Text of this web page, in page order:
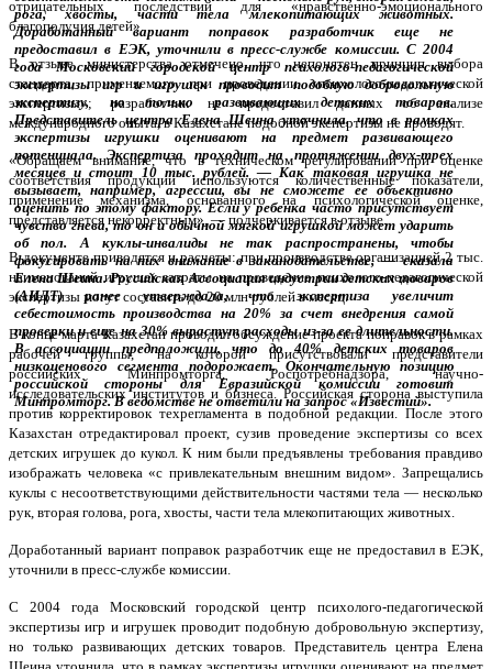
отрицательных последствий для «нравственно-эмоционального
благополучия детей».
В отзыве министерства отмечено, что непонятен принцип выбора
стандарта, применяемого при проведении «психолого-педагогической
экспертизы»; разработчик не предоставил данных об анализе
международного опыта, в Казахстане подобной экспертизы не проводят.
«Обращаем внимание, что в техническом регулировании при оценке
соответствия продукции используются количественные показатели,
применение механизма, основанного на психологической оценке,
представляется некорректным», — подчеркивается в отзыве.
В документе приводятся и расчеты: при производстве организацией 2 тыс.
наименований игрушек затраты на проведение психолого-педагогической
экспертизы могут составить до 20 млн рублей в месяц.
В конце марта Казахстан проводил обсуждение проекта поправок в рамках
рабочей группы, на которой присутствовали представители
российских Минпромторга, Роспотребнадзора, научно-
исследовательских институтов и бизнеса. Российская сторона выступила
против корректировок техрегламента в подобной редакции. После этого
Казахстан отредактировал проект, сузив проведение экспертизы со всех
детских игрушек до кукол. К ним были предъявлены требования правдиво
изображать человека «с привлекательным внешним видом». Запрещались
куклы с несоответствующими действительности частями тела — несколько
рук, вторая голова, рога, хвосты, части тела млекопитающих животных.
Доработанный вариант поправок разработчик еще не предоставил в ЕЭК,
уточнили в пресс-службе комиссии.
С 2004 года Московский городской центр психолого-педагогической
экспертизы игр и игрушек проводит подобную добровольную экспертизу,
но только развивающих детских товаров. Представитель центра Елена